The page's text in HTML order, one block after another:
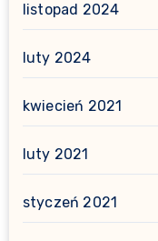
listopad 2024
luty 2024
kwiecień 2021
luty 2021
styczeń 2021